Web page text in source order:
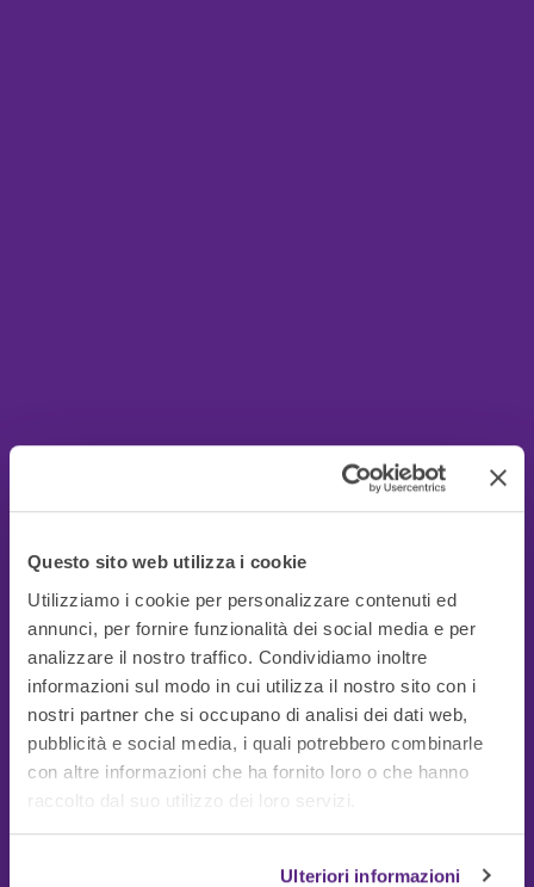
Questo sito web utilizza i cookie
Utilizziamo i cookie per personalizzare contenuti ed
annunci, per fornire funzionalità dei social media e per
analizzare il nostro traffico. Condividiamo inoltre
informazioni sul modo in cui utilizza il nostro sito con i
nostri partner che si occupano di analisi dei dati web,
pubblicità e social media, i quali potrebbero combinarle
con altre informazioni che ha fornito loro o che hanno
raccolto dal suo utilizzo dei loro servizi.
Ulteriori informazioni
Guide Utili